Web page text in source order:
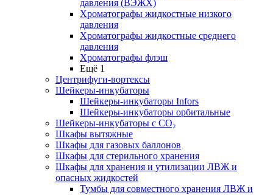
давления (ВЭЖХ)
Хроматографы жидкостные низкого
давления
Хроматографы жидкостные среднего
давления
Хроматографы флэш
Ещё 1
Центрифуги-вортексы
Шейкеры-инкубаторы
Шейкеры-инкубаторы Infors
Шейкеры-инкубаторы орбитальные
Шейкеры-инкубаторы с CО₂
Шкафы вытяжные
Шкафы для газовых баллонов
Шкафы для стерильного хранения
Шкафы для хранения и утилизации ЛВЖ и
опасных жидкостей
Тумбы для совместного хранения ЛВЖ и